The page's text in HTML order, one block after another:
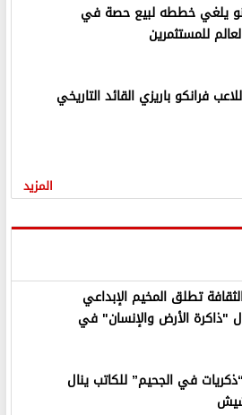
يلغي خططه لبيع حصة في
للمستثمرين
فرانكو باريزي القائد التاريخي
المزيد
تطلق المخيم الإبداعي
"ذاكرة الأرض والإنسان" في
في الجحيم” للكاتب ينال